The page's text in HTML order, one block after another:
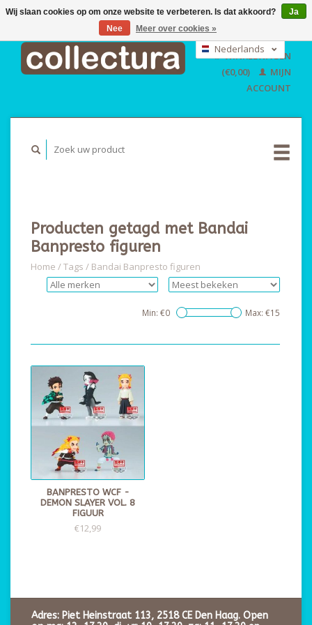
EUR
GBP
USD
Nederlands
English
WINKELWAGEN
(€0,00)
MIJN
ACCOUNT
Producten getagd met Bandai
Banpresto figuren
Home /Tags / Bandai Banpresto figuren
Min: €0 Max: €15
BANPRESTO WCF -
DEMON SLAYER VOL. 8
FIGUUR
€12,99
Adres: Piet Heinstraat 113, 2518 CE Den Haag. Open
Wij slaan cookies op om onze website te verbeteren. Is dat akkoord?
Ja
Nee
Meer over cookies »